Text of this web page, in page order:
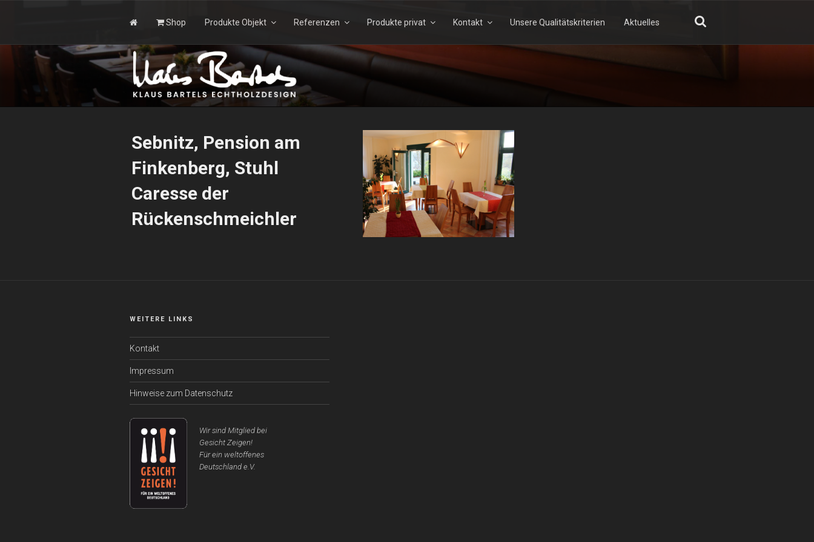
KLAUS BARTELS – ECHTHOLZDESIGN
Shop Produkte Objekt Referenzen Produkte privat Kontakt Unsere Qualitätskriterien Aktuelles
Suchen
nach:
Suchen
Sebnitz, Pension am
Finkenberg, Stuhl
Caresse der
Rückenschmeichler
WEITERE LINKS
Kontakt
Impressum
Hinweise zum Datenschutz
Wir sind Mitglied bei
Gesicht Zeigen!
Für ein weltoffenes
Deutschland e.V.